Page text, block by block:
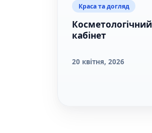
Краса та догляд
Косметологічний
кабінет
20 квітня, 2026